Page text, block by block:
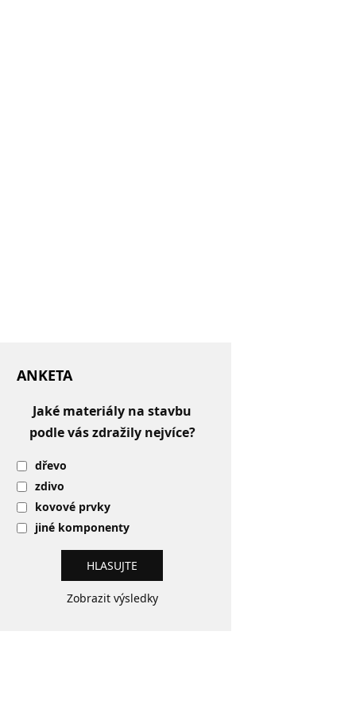
ANKETA
Jaké materiály na stavbu
podle vás zdražily nejvíce?
dřevo
zdivo
kovové prvky
jiné komponenty
Zobrazit výsledky